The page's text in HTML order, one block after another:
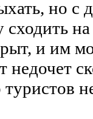
но с
и им
недочет